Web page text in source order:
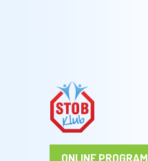
ONLINE PROGRAM